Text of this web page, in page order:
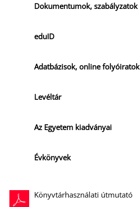
Dokumentumok, szabályzatok
eduID
Adatbázisok, online folyóiratok
Levéltár
Az Egyetem kiadványai
Évkönyvek
Könyvtárhasználati útmutató